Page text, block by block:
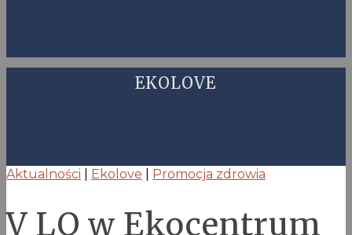
EKOLOVE
Aktualności Ekolove Promocja zdrowia
V LO w Ekocentrum